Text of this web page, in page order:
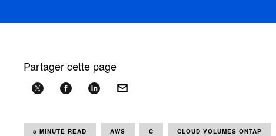
Partager cette page
5 MINUTE READ AWS C CLOUD VOLUMES ONTAP